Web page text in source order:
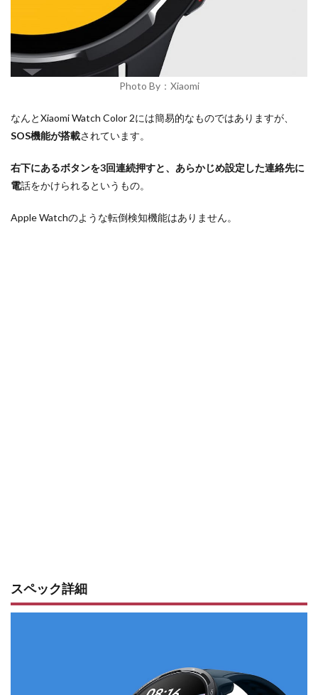
Photo By：Xiaomi
なんとXiaomi Watch Color 2には簡易的なものではありますが、
SOS機能が搭載されています。
右下にあるボタンを3回連続押すと、あらかじめ設定した連絡先に
電話をかけられるというもの。
Apple Watchのような転倒検知機能はありません。
スペック詳細